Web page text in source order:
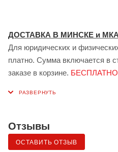
ДОСТАВКА В МИНСКЕ и
Для юридических и
платно. Сумма включается в
заказе в корзине. БЕСПЛАТНО
менеджером при заказе.
Доставка сервисом ЯНДЕКС:
Также возможна доставка
Отзывы
ОСТАВИТЬ ОТЗЫВ